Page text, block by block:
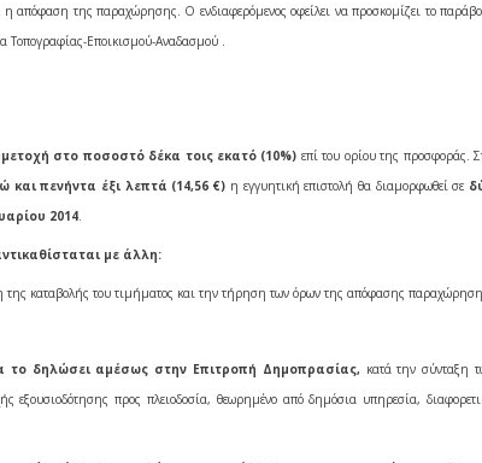
απόφαση της παραχώρησης. Ο ενδιαφερόμενος οφείλει να προσκομίζει το
Εποικισμού-Αναδασμού .
στο ποσοστό δέκα τοις εκατό (10%) επί του ορίου της προσφοράς.
και πενήντα έξι λεπτά (14,56 €) η εγγυητική επιστολή θα διαμορφωθεί σε
2014.
με άλλη:
της καταβολής του τιμήματος και την τήρηση των όρων της απόφασης
το δηλώσει αμέσως στην Επιτροπή Δημοπρασίας, κατά την σύνταξη
εξουσιοδότησης προς πλειοδοσία, θεωρημένο από δημόσια υπηρεσία,